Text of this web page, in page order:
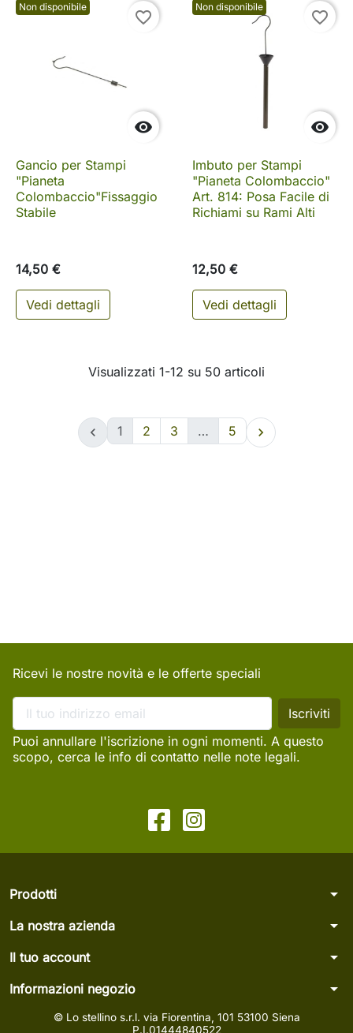
Non disponibile

favorite_border
Gancio per Stampi
"Pianeta
Colombaccio"Fissaggio
Stabile
14,50 €
Vedi dettagli
Non disponibile

favorite_border
Imbuto per Stampi
"Pianeta Colombaccio"
Art. 814: Posa Facile di
Richiami su Rami Alti
12,50 €
Vedi dettagli
Visualizzati 1-12 su 50 articoli
 1 2 3 … 5 
Ricevi le nostre novità e le offerte speciali
Puoi annullare l'iscrizione in ogni momenti. A questo
scopo, cerca le info di contatto nelle note legali.
Prodotti arrow_drop_down
La nostra azienda arrow_drop_down
Il tuo account arrow_drop_down
Informazioni negozio arrow_drop_down
© Lo stellino s.r.l. via Fiorentina, 101 53100 Siena
P.I.01444840522